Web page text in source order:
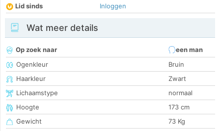
Lid sinds
Inloggen
Wat meer details
Op zoek naar
een man
Ogenkleur
Bruin
Haarkleur
Zwart
Lichaamstype
normaal
Hoogte
173 cm
Gewicht
73 Kg